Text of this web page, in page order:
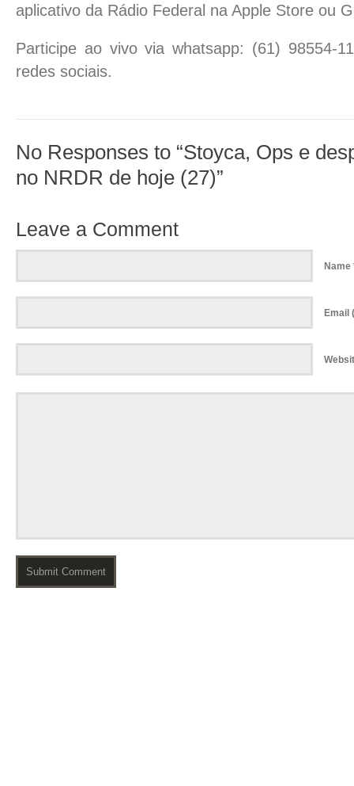
aplicativo da Rádio Federal na Apple Store ou
Participe ao vivo via whatsapp: (61) 98554-
redes sociais.
No Responses to “Stoyca, Ops e
no NRDR de hoje (27)”
Leave a Comment
Name
Email